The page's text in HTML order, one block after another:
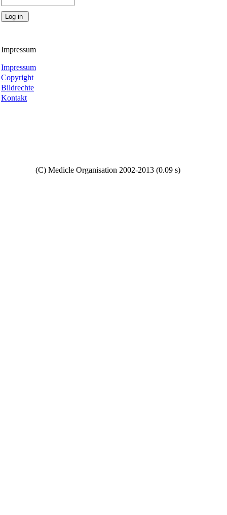
Impressum
Impressum
Copyright
Bildrechte
Kontakt
(C) Medicle Organisation 2002-2013 (0.09 s)